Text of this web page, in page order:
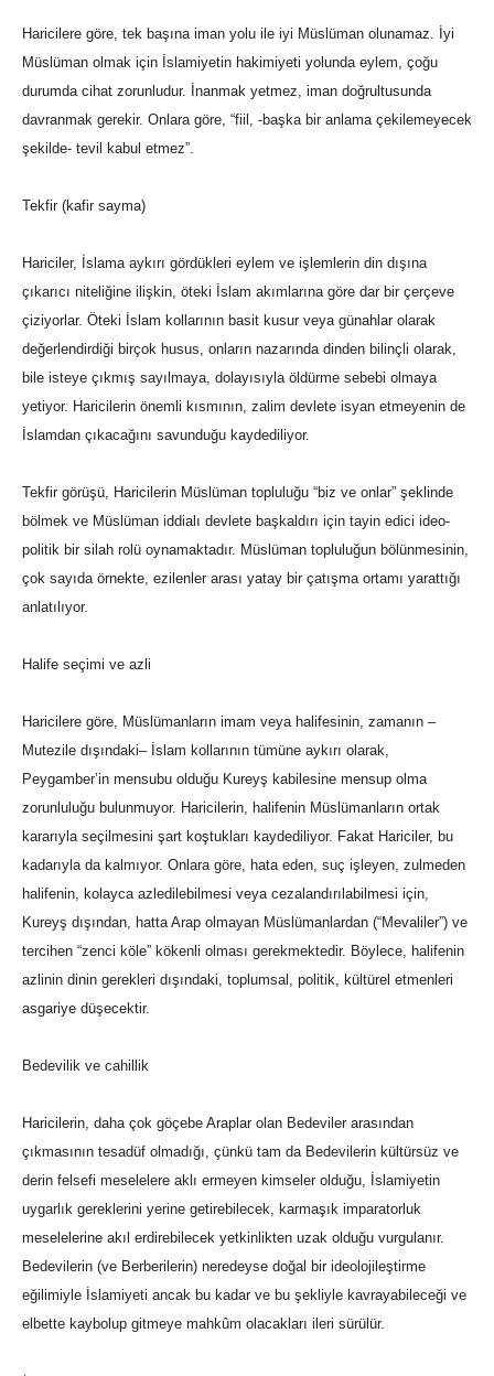
Haricilere göre, tek başına iman yolu ile iyi Müslüman olunamaz. İyi
Müslüman olmak için İslamiyetin hakimiyeti yolunda eylem, çoğu
durumda cihat zorunludur. İnanmak yetmez, iman doğrultusunda
davranmak gerekir. Onlara göre, “fiil, -başka bir anlama çekilemeyecek
şekilde- tevil kabul etmez”.
Tekfir (kafir sayma)
Hariciler, İslama aykırı gördükleri eylem ve işlemlerin din dışına
çıkarıcı niteliğine ilişkin, öteki İslam akımlarına göre dar bir çerçeve
çiziyorlar. Öteki İslam kollarının basit kusur veya günahlar olarak
değerlendirdiği birçok husus, onların nazarında dinden bilinçli olarak,
bile isteye çıkmış sayılmaya, dolayısıyla öldürme sebebi olmaya
yetiyor. Haricilerin önemli kısmının, zalim devlete isyan etmeyenin de
İslamdan çıkacağını savunduğu kaydediliyor.
Tekfir görüşü, Haricilerin Müslüman topluluğu “biz ve onlar” şeklinde
bölmek ve Müslüman iddialı devlete başkaldırı için tayin edici ideo-
politik bir silah rolü oynamaktadır. Müslüman topluluğun bölünmesinin,
çok sayıda örnekte, ezilenler arası yatay bir çatışma ortamı yarattığı
anlatılıyor.
Halife seçimi ve azli
Haricilere göre, Müslümanların imam veya halifesinin, zamanın –
Mutezile dışındaki– İslam kollarının tümüne aykırı olarak,
Peygamber’in mensubu olduğu Kureyş kabilesine mensup olma
zorunluluğu bulunmuyor. Haricilerin, halifenin Müslümanların ortak
kararıyla seçilmesini şart koştukları kaydediliyor. Fakat Hariciler, bu
kadarıyla da kalmıyor. Onlara göre, hata eden, suç işleyen, zulmeden
halifenin, kolayca azledilebilmesi veya cezalandırılabilmesi için,
Kureyş dışından, hatta Arap olmayan Müslümanlardan (“Mevaliler”) ve
tercihen “zenci köle” kökenli olması gerekmektedir. Böylece, halifenin
azlinin dinin gerekleri dışındaki, toplumsal, politik, kültürel etmenleri
asgariye düşecektir.
Bedevilik ve cahillik
Haricilerin, daha çok göçebe Araplar olan Bedeviler arasından
çıkmasının tesadüf olmadığı, çünkü tam da Bedevilerin kültürsüz ve
derin felsefi meselelere aklı ermeyen kimseler olduğu, İslamiyetin
uygarlık gereklerini yerine getirebilecek, karmaşık imparatorluk
meselelerine akıl erdirebilecek yetkinlikten uzak olduğu vurgulanır.
Bedevilerin (ve Berberilerin) neredeyse doğal bir ideolojileştirme
eğilimiyle İslamiyeti ancak bu kadar ve bu şekliyle kavrayabileceği ve
elbette kaybolup gitmeye mahkûm olacakları ileri sürülür.